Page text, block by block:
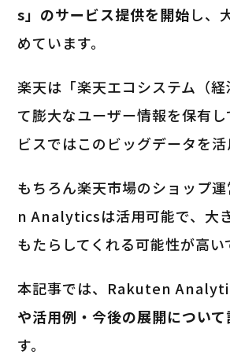
s」のサービス提供を開始し、
めています。
楽天は「楽天エコシステム（
て膨大なユーザー情報を保有
ビスではこのビッグデータを活
もちろん楽天市場のショップ
n Analyticsは活用可能で、大
もたらしてくれる可能性が高い
本記事では、Rakuten
や活用例・今後の展開につい
す。